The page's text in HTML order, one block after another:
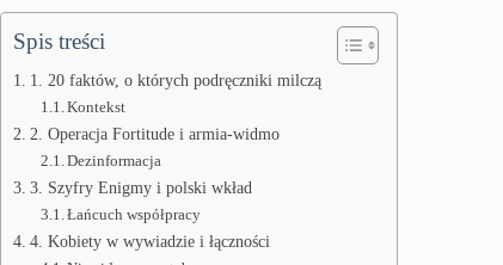
Spis treści
1. 20 faktów, o których podręczniki milczą
Kontekst
2. Operacja Fortitude i armia-widmo
Dezinformacja
3. Szyfry Enigmy i polski wkład
Łańcuch współpracy
4. Kobiety w wywiadzie i łączności